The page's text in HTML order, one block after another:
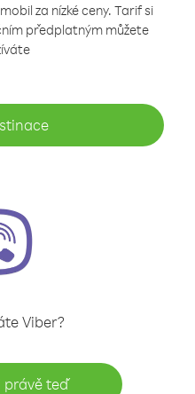
za nízké ceny. Tarif si
předplatným můžete
Viber?
právě teď